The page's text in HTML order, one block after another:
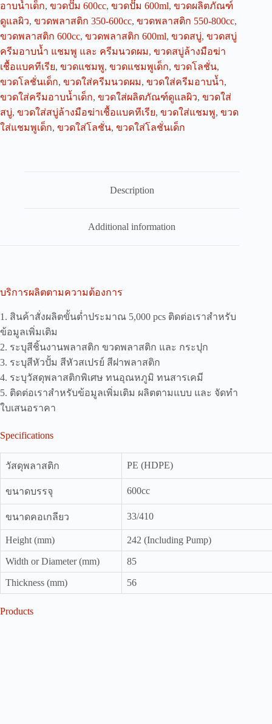
อาบน้ำเด็ก, ขวดปั๊ม 600cc, ขวดปั๊ม 600ml, ขวดผลิตภัณฑ์
ดูแลผิว, ขวดพลาสติก 350-600cc, ขวดพลาสติก 550-800cc,
ขวดพลาสติก 600cc, ขวดพลาสติก 600ml, ขวดสบู่, ขวดสบู่
ครีมอาบน้ำ แชมพู และ ครีมนวดผม, ขวดสบู่ล้างมือฆ่า
เชื้อแบคทีเรีย, ขวดแชมพู, ขวดแชมพูเด็ก, ขวดโลชั่น,
ขวดโลชั่นเด็ก, ขวดใส่ครีมนวดผม, ขวดใส่ครีมอาบน้ำ,
ขวดใส่ครีมอาบน้ำเด็ก, ขวดใส่ผลิตภัณฑ์ดูแลผิว, ขวดใส่
สบู่, ขวดใส่สบู่ล้างมือฆ่าเชื้อแบคทีเรีย, ขวดใส่แชมพู, ขวด
ใส่แชมพูเด็ก, ขวดใส่โลชั่น, ขวดใส่โลชั่นเด็ก
Description
Additional information
บริการผลิตตามความต้องการ
1. สินค้าสั่งผลิตขั้นต่ำประมาณ 5,000 pcs ติดต่อเราสำหรับ
ข้อมูลเพิ่มเติม
2. ระบุสีชิ้นงานพลาสติก ขวดพลาสติก และ กระปุก
3. ระบุสีหัวปั้ม สีหัวสเปรย์ สีฝาพลาสติก
4. ระบุวัสดุพลาสติกพิเศษ ทนอุณหภูมิ ทนสารเคมี
5. ติดต่อเราสำหรับข้อมูลเพิ่มเติม ผลิตตามแบบ และ จัดทำ
ใบเสนอราคา
Specifications
วัสดุพลาสติก PE (HDPE)
ขนาดบรรจุ 600cc
ขนาดคอเกลียว 33/410
Height (mm) 242 (Including Pump)
Width or Diameter (mm) 85
Thickness (mm) 56
Products